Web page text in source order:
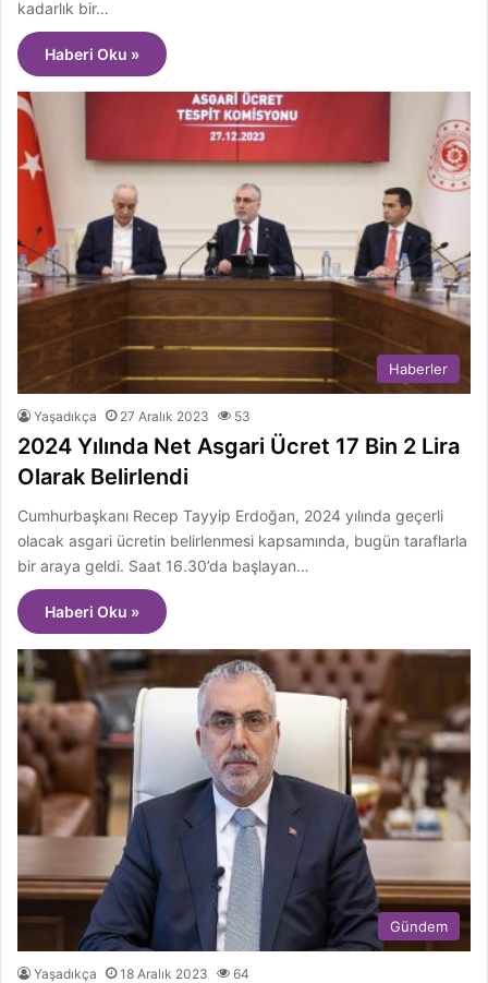
kadarlık bir…
Haberi Oku »
Haberler
Yaşadıkça 27 Aralık 2023 53
2024 Yılında Net Asgari Ücret 17 Bin 2 Lira
Olarak Belirlendi
Cumhurbaşkanı Recep Tayyip Erdoğan, 2024 yılında geçerli
olacak asgari ücretin belirlenmesi kapsamında, bugün taraflarla
bir araya geldi. Saat 16.30’da başlayan…
Haberi Oku »
Gündem
Yaşadıkça 18 Aralık 2023 64